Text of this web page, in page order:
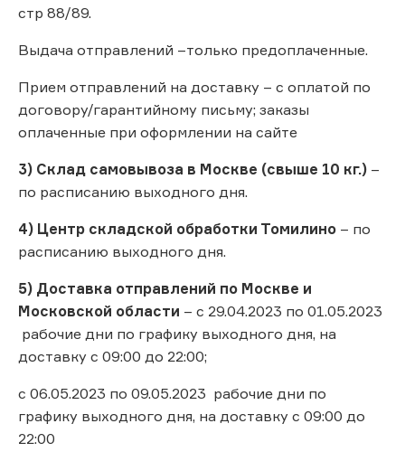
стр 88/89.
Выдача отправлений –только предоплаченные.
Прием отправлений на доставку – с оплатой по
договору/гарантийному письму; заказы
оплаченные при оформлении на сайте
3) Склад самовывоза в Москве (свыше 10 кг.) –
по расписанию выходного дня.
4) Центр складской обработки Томилино – по
расписанию выходного дня.
5) Доставка отправлений по Москве и
Московской области – с 29.04.2023 по 01.05.2023
рабочие дни по графику выходного дня, на
доставку с 09:00 до 22:00;
с 06.05.2023 по 09.05.2023 рабочие дни по
графику выходного дня, на доставку с 09:00 до
22:00